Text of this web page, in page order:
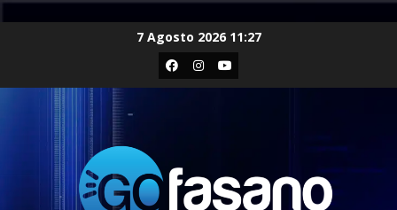
7 Agosto 2026 11:27
Facebook
Instagram
Youtube